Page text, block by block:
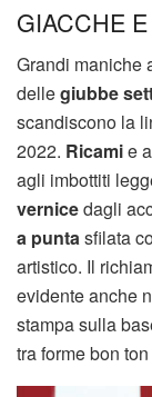
GIACCHE
Grandi maniche
dellegiubbe
scandiscono la
2022. Ricamie
agli imbottiti
vernicedagli
a puntasfilata
artistico. Il
evidente anche
stampa sulla
tra forme bon